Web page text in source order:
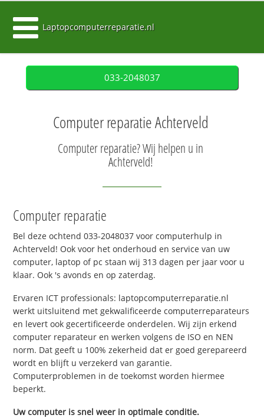
Laptopcomputerreparatie.nl
033-2048037
Computer reparatie Achterveld
Computer reparatie? Wij helpen u in
Achterveld!
Computer reparatie
Bel deze ochtend 033-2048037 voor computerhulp in
Achterveld! Ook voor het onderhoud en service van uw
computer, laptop of pc staan wij 313 dagen per jaar voor u
klaar. Ook 's avonds en op zaterdag.
Ervaren ICT professionals: laptopcomputerreparatie.nl
werkt uitsluitend met gekwalificeerde computerreparateurs
en levert ook gecertificeerde onderdelen. Wij zijn erkend
computer reparateur en werken volgens de ISO en NEN
norm. Dat geeft u 100% zekerheid dat er goed gerepareerd
wordt en blijft u verzekerd van garantie.
Computerproblemen in de toekomst worden hiermee
beperkt.
Uw computer is snel weer in optimale conditie.